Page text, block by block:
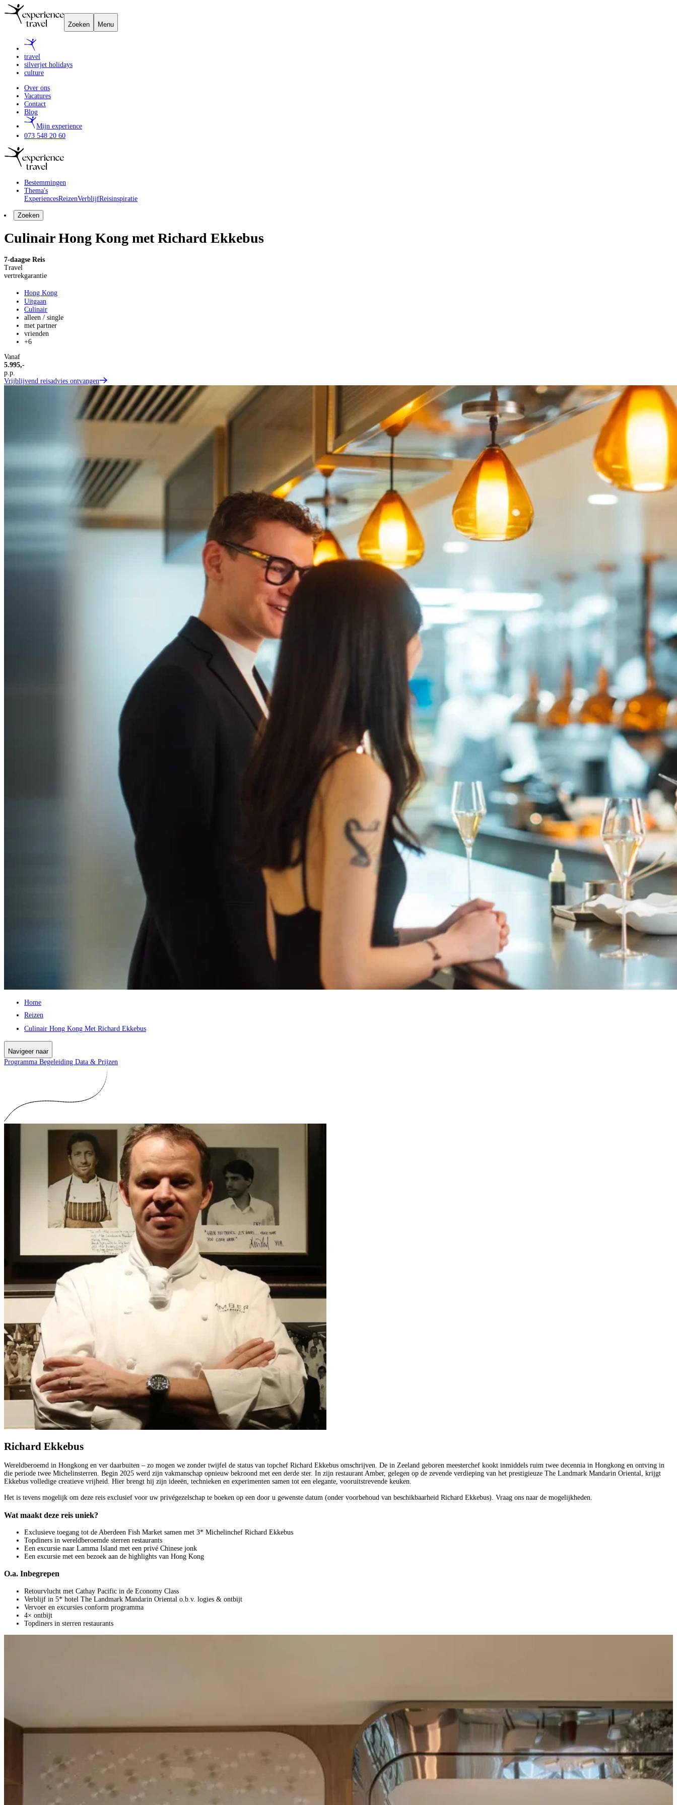
Zoeken Menu
travel
silverjet holidays
culture
Over ons
Vacatures
Contact
Blog
Mijn experience
073 548 20 60
Bestemmingen
Thema's
ExperiencesReizenVerblijfReisinspiratie
Zoeken
Culinair Hong Kong met Richard Ekkebus
7-daagse Reis
Travel
vertrekgarantie
Hong Kong
Uitgaan
Culinair
alleen / single
met partner
vrienden
+6
Vanaf
5.995,-
p.p.
Vrijblijvend reisadvies ontvangen
Home
Reizen
Culinair Hong Kong Met Richard Ekkebus
Navigeer naar
Programma Begeleiding Data & Prijzen
Richard Ekkebus
Wereldberoemd in Hongkong en ver daarbuiten – zo mogen we zonder twijfel de status van topchef Richard Ekkebus omschrijven. De in Zeeland geboren meesterchef kookt inmiddels ruim twee decennia in Hongkong en ontving in
die periode twee Michelinsterren. Begin 2025 werd zijn vakmanschap opnieuw bekroond met een derde ster. In zijn restaurant Amber, gelegen op de zevende verdieping van het prestigieuze The Landmark Mandarin Oriental, krijgt
Ekkebus volledige creatieve vrijheid. Hier brengt hij zijn ideeën, technieken en experimenten samen tot een elegante, vooruitstrevende keuken.
Het is tevens mogelijk om deze reis exclusief voor uw privégezelschap te boeken op een door u gewenste datum (onder voorbehoud van beschikbaarheid Richard Ekkebus). Vraag ons naar de mogelijkheden.
Wat maakt deze reis uniek?
Exclusieve toegang tot de Aberdeen Fish Market samen met 3* Michelinchef Richard Ekkebus
Topdiners in wereldberoemde sterren restaurants
Een excursie naar Lamma Island met een privé Chinese jonk
Een excursie met een bezoek aan de highlights van Hong Kong
O.a. Inbegrepen
Retourvlucht met Cathay Pacific in de Economy Class
Verblijf in 5* hotel The Landmark Mandarin Oriental o.b.v. logies & ontbijt
Vervoer en excursies conform programma
4× ontbijt
Topdiners in sterren restaurants